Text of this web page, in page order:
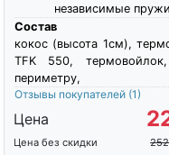
независимые
Состав
кокос (высота 1см),
TFK 550,
периметру,
Отзывы покупателей (1)
Цена
Цена без скидки